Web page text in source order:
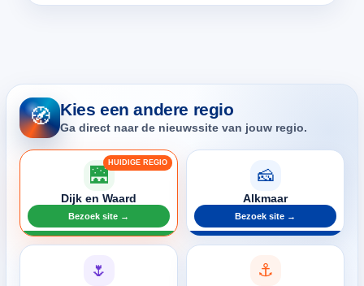
🧭 Kies een andere regio
Ga direct naar de nieuwssite van jouw regio.
🌉
Dijk en Waard
Bezoek site →
🧀
Alkmaar
Bezoek site →
🌷 ⚓